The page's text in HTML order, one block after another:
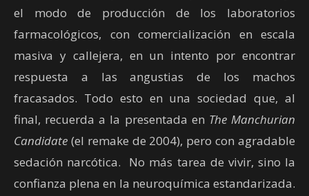
el modo de producción de los laboratorios
farmacológicos, con comercialización en escala
masiva y callejera, en un intento por encontrar
respuesta a las angustias de los machos
fracasados. Todo esto en una sociedad que, al
final, recuerda a la presentada en The Manchurian
Candidate (el remake de 2004), pero con agradable
sedación narcótica. No más tarea de vivir, sino la
confianza plena en la neuroquímica estandarizada.